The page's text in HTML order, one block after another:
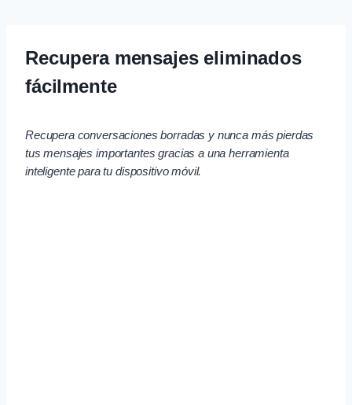
Recupera mensajes eliminados
fácilmente
Recupera conversaciones borradas y nunca más pierdas
tus mensajes importantes gracias a una herramienta
inteligente para tu dispositivo móvil.